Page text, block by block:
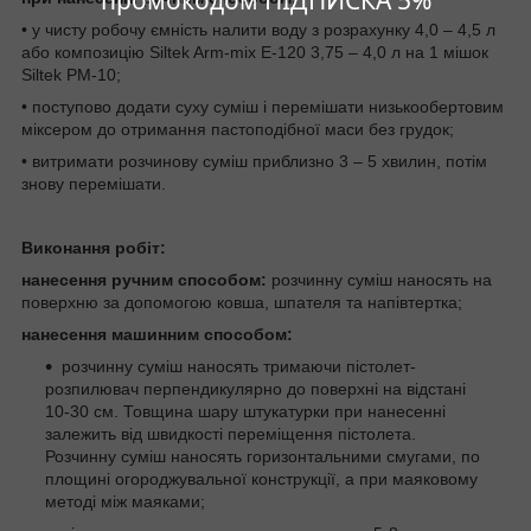
• у чисту робочу ємність налити воду з розрахунку 4,0 – 4,5 л
або композицію Siltek Arm-mix Е-120 3,75 – 4,0 л на 1 мішок
Siltek РМ-10;
• поступово додати суху суміш і перемішати низькообертовим
міксером до отримання пастоподібної маси без грудок;
• витримати розчинову суміш приблизно 3 – 5 хвилин, потім
знову перемішати.
Виконання робіт:
нанесення ручним способом: розчинну суміш наносять на
поверхню за допомогою ковша, шпателя та напівтертка;
нанесення машинним способом:
розчинну суміш наносять тримаючи пістолет-
розпилювач перпендикулярно до поверхні на відстані
10-30 см. Товщина шару штукатурки при нанесенні
залежить від швидкості переміщення пістолета.
Розчинну суміш наносять горизонтальними смугами, по
площині огороджувальної конструкції, а при маяковому
методі між маяками;